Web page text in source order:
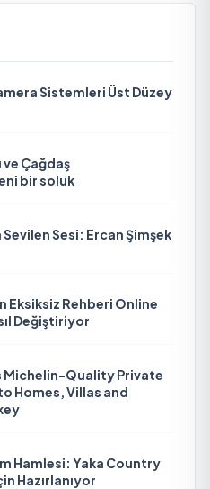
Sistemleri Üst Düzey
Çağdaş
bir soluk
Sesi: Ercan Şimşek
Eksiksiz Rehberi Online
Değiştiriyor
Michelin-Quality Private
Homes, Villas and
Hamlesi: Yaka Country
Hazırlanıyor